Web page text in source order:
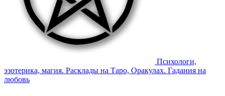
Психологи,
эзотерика, магия. Расклады на Таро, Оракулах. Гадания на
любовь